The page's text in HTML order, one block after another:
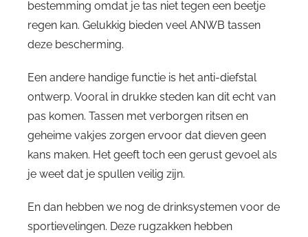
bestemming omdat je tas niet tegen een beetje
regen kan. Gelukkig bieden veel ANWB tassen
deze bescherming.
Een andere handige functie is het anti-diefstal
ontwerp. Vooral in drukke steden kan dit echt van
pas komen. Tassen met verborgen ritsen en
geheime vakjes zorgen ervoor dat dieven geen
kans maken. Het geeft toch een gerust gevoel als
je weet dat je spullen veilig zijn.
En dan hebben we nog de drinksystemen voor de
sportievelingen. Deze rugzakken hebben